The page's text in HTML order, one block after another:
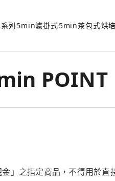
列5min濾掛式5min茶包式烘
POINT
」之指定商品，不得用於直